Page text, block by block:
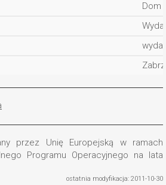
Dom
przez Unię Europejską w ramach
Programu Operacyjnego na lata
ostatnia modyfikacja: 2011-10-30